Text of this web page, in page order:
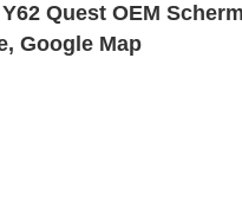
Quest OEM
Google Map